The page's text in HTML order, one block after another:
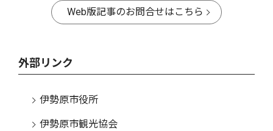
Web版記事のお問合せはこちら
外部リンク
伊勢原市役所
伊勢原市観光協会